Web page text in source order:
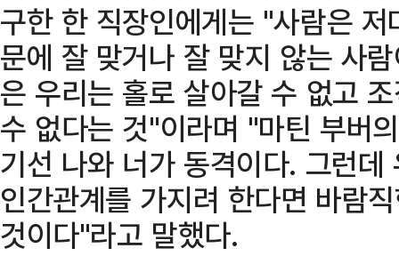
구한 한 직장인에게는 "사람은
문에 잘 맞거나 잘 맞지 않는 사
은 우리는 홀로 살아갈 수 없고
수 없다는 것"이라며 "마틴 부버
기선 나와 너가 동격이다. 그런
인간관계를 가지려 한다면 바람
것이다"라고 말했다.